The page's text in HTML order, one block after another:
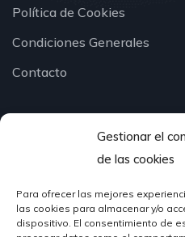
Gestionar el
de las cookies
Para ofrecer las mejores
las cookies para almacenar y/o
dispositivo. El consentimiento de
Política de Cookies
Condiciones Generales
Contacto
¿Hablamos?
624 51 12 10